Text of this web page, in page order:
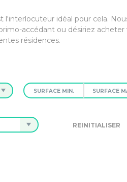
l'interlocuteur idéal pour cela.
accédant ou désiriez
résidences.